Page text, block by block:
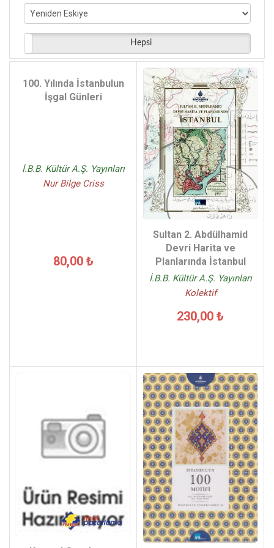
Mehmet Güntekin - (2)
Orhan Erdenen - (2)
Nur Bilge Criss - (1)
Hepsi
100. Yılında İstanbulun
İşgal Günleri
İ.B.B. Kültür A.Ş. Yayınları
Nur Bilge Criss
80,00 ₺
Sultan 2. Abdülhamid
Devri Harita ve
Planlarında İstanbul
İ.B.B. Kültür A.Ş. Yayınları
Kolektif
230,00 ₺